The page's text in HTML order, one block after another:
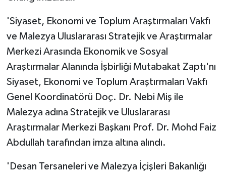
'Siyaset, Ekonomi ve Toplum Araştırmaları Vakfı
ve Malezya Uluslararası Stratejik ve Araştırmalar
Merkezi Arasında Ekonomik ve Sosyal
Araştırmalar Alanında İşbirliği Mutabakat Zaptı'nı
Siyaset, Ekonomi ve Toplum Araştırmaları Vakfı
Genel Koordinatörü Doç. Dr. Nebi Miş ile
Malezya adına Stratejik ve Uluslararası
Araştırmalar Merkezi Başkanı Prof. Dr. Mohd Faiz
Abdullah tarafından imza altına alındı.
'Desan Tersaneleri ve Malezya İçişleri Bakanlığı